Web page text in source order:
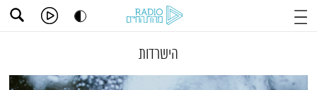
הישרדות